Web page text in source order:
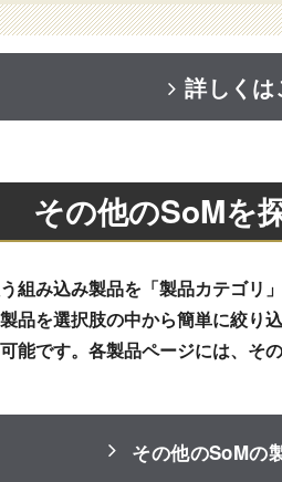
詳しくは
その他のSoMを
組み込み製品を「製品カテゴリ
品を選択肢の中から簡単に絞り
能です。各製品ページには、そ
その他のSoMの